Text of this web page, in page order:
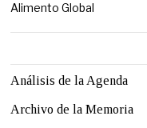
Alimento Global
Análisis de la Agenda
Archivo de la Memoria